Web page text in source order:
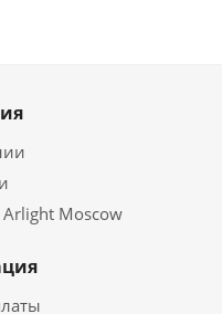
Moscow